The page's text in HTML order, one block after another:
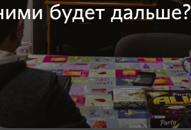
будет дальше?